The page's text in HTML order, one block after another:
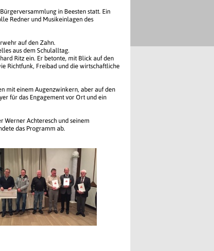
in Beesten statt. Ein
Redner und Musikeinlagen des
auf den Zahn.
aus dem Schulalltag.
Ritz ein. Er betonte, mit Blick auf den
Richtfunk, Freibad und die wirtschaftliche
mit einem Augenzwinkern, aber auf den
für das Engagement vor Ort und ein
Werner Achteresch und seinem
das Programm ab.